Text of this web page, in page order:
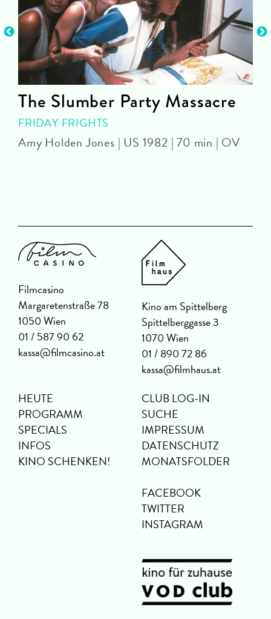
The Slumber Party Massacre
FRIDAY FRIGHTS
Amy Holden Jones | US 1982 | 70 min | OV
Filmcasino
Margaretenstraße 78
1050 Wien
01 / 587 90 62
kassa@filmcasino.at
Kino am Spittelberg
Spittelberggasse 3
1070 Wien
01 / 890 72 86
kassa@filmhaus.at
HEUTE
PROGRAMM
SPECIALS
INFOS
KINO SCHENKEN!
CLUB LOG-IN
SUCHE
IMPRESSUM
DATENSCHUTZ
MONATSFOLDER
FACEBOOK
TWITTER
INSTAGRAM